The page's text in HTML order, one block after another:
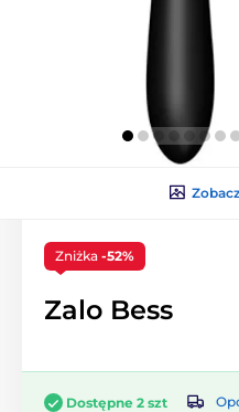
Zniżka -52%
Zalo Bess
Dostępne 2 szt